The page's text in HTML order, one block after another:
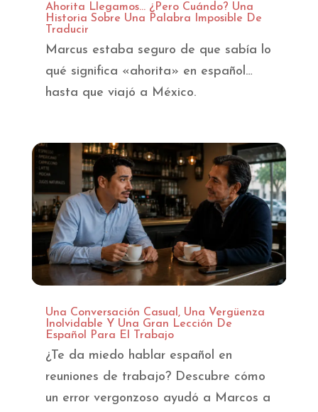
Ahorita Llegamos… ¿Pero Cuándo? Una
Historia Sobre Una Palabra Imposible De
Traducir
Marcus estaba seguro de que sabía lo
qué significa «ahorita» en español…
hasta que viajó a México.
Una Conversación Casual, Una Vergüenza
Inolvidable Y Una Gran Lección De
Español Para El Trabajo
¿Te da miedo hablar español en
reuniones de trabajo? Descubre cómo
un error vergonzoso ayudó a Marcos a